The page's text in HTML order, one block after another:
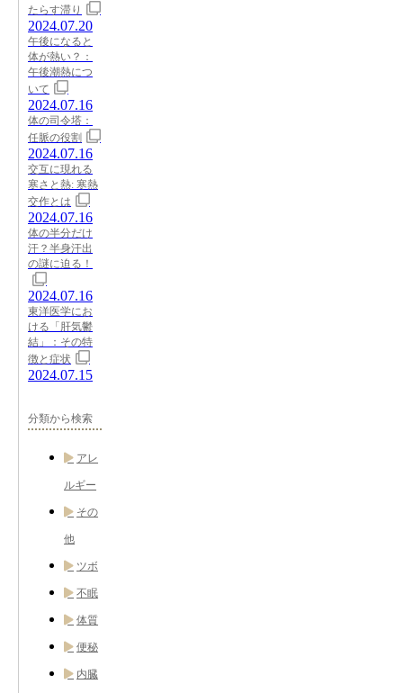
たらす滞り
2024.07.20
午後になると
体が熱い？：
午後潮熱につ
いて
2024.07.16
体の司令塔：
任脈の役割
2024.07.16
交互に現れる
寒さと熱: 寒熱
交作とは
2024.07.16
体の半分だけ
汗？半身汗出
の謎に迫る！
2024.07.16
東洋医学にお
ける「肝気鬱
結」：その特
徴と症状
2024.07.15
分類から検索
アレ
ルギー
その
他
ツボ
不眠
体質
便秘
内臓